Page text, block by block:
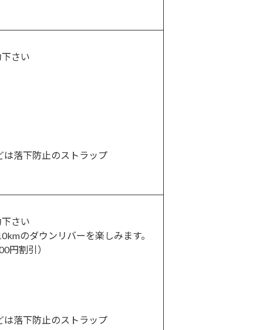
さい
は落下防止のストラップ
さい
のダウンリバーを楽しみます。
円割引）
は落下防止のストラップ